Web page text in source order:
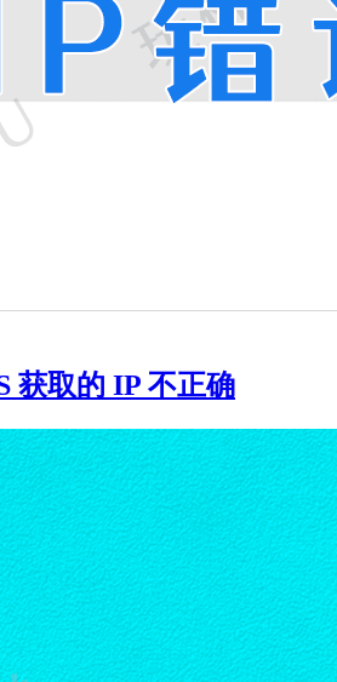
获取的 IP 不正确